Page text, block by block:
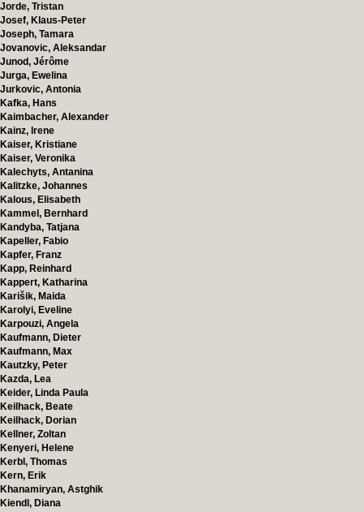
Jorde, Tristan
Josef, Klaus-Peter
Joseph, Tamara
Jovanovic, Aleksandar
Junod, Jérôme
Jurga, Ewelina
Jurkovic, Antonia
Kafka, Hans
Kaimbacher, Alexander
Kainz, Irene
Kaiser, Kristiane
Kaiser, Veronika
Kalechyts, Antanina
Kalitzke, Johannes
Kalous, Elisabeth
Kammel, Bernhard
Kandyba, Tatjana
Kapeller, Fabio
Kapfer, Franz
Kapp, Reinhard
Kappert, Katharina
Karišik, Maida
Karolyi, Eveline
Karpouzi, Angela
Kaufmann, Dieter
Kaufmann, Max
Kautzky, Peter
Kazda, Lea
Keider, Linda Paula
Keilhack, Beate
Keilhack, Dorian
Kellner, Zoltan
Kenyeri, Helene
Kerbl, Thomas
Kern, Erik
Khanamiryan, Astghik
Kiendl, Diana